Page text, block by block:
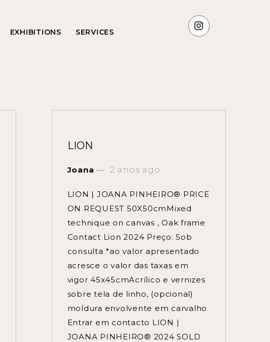
EXHIBITIONS SERVICES
LION
Joana 2 anos ago
LION | JOANA PINHEIRO® PRICE
ON REQUEST 50X50cmMixed
technique on canvas , Oak frame
Contact Lion 2024 Preço: Sob
consulta *ao valor apresentado
acresce o valor das taxas em
vigor 45x45cmAcrílico e vernizes
sobre tela de linho, (opcional)
moldura envolvente em carvalho
Entrar em contacto LION |
JOANA PINHEIRO® 2024 SOLD